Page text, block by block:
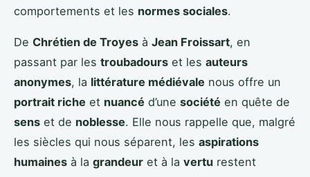
comportements et les normes sociales.
De Chrétien de Troyes à Jean Froissart, en
passant par les troubadours et les auteurs
anonymes, la littérature médiévale nous offre un
portrait riche et nuancé d’une société en quête de
sens et de noblesse. Elle nous rappelle que, malgré
les siècles qui nous séparent, les aspirations
humaines à la grandeur et à la vertu restent